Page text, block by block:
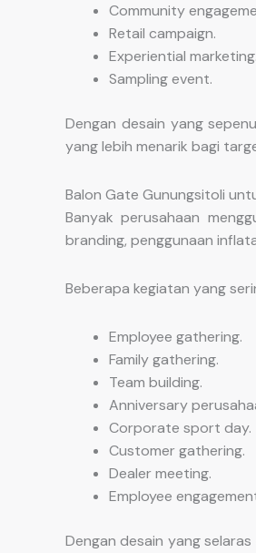
Community
Retail campaign.
Experiential marketing.
Sampling event.
Dengan desain yang
yang lebih menarik bagi
Balon Gate Gunungsitoli
Banyak perusahaan
branding, penggunaan
Beberapa kegiatan yang
Employee gathering.
Family gathering.
Team building.
Anniversary
Corporate sport day.
Customer gathering.
Dealer meeting.
Employee
Dengan desain yang